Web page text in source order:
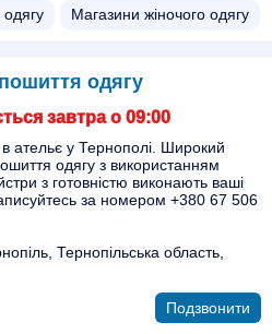
Магазини жіночого одягу
одягу
завтра о 09:00
ательє у Тернополі. Широкий
одягу з використанням
з готовністю виконають ваші
за номером +380 67 506
Тернопільська область,
Подзвонити